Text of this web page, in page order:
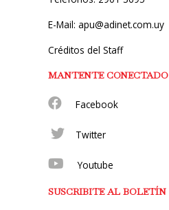
E-Mail: apu@adinet.com.uy
Créditos del Staff
MANTENTE CONECTADO
Facebook
Twitter
Youtube
SUSCRIBITE AL BOLETÍN